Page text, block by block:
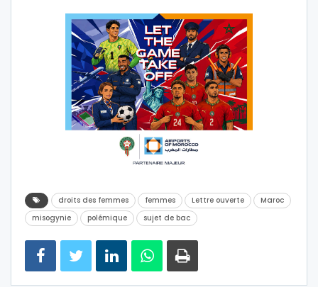
droits des femmes femmes Lettre ouverte
Maroc
misogynie
polémique sujet de bac